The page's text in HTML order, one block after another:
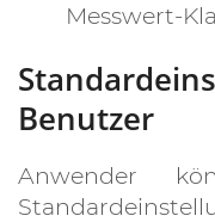
Messwert-
Benutzer
Anwender